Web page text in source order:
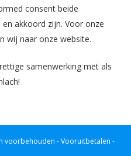
consent beide
akkoord zijn. Voor onze
wij naar onze website.
samenwerking met als
voorbehouden -Vooruitbetalen -